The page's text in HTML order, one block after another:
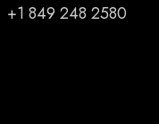
+1 849 248 2580